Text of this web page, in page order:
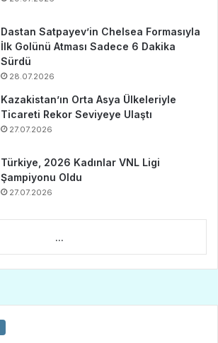
Dastan Satpayev’in Chelsea Formasıyla
İlk Golünü Atması Sadece 6 Dakika
Sürdü
28.07.2026
Kazakistan’ın Orta Asya Ülkeleriyle
Ticareti Rekor Seviyeye Ulaştı
27.07.2026
Türkiye, 2026 Kadınlar VNL Ligi
Şampiyonu Oldu
27.07.2026
...